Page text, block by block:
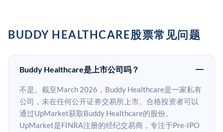
BUDDY HEALTHCARE股票常见问题
Buddy Healthcare是上市公司吗？
不是。截至March 2026，Buddy Healthcare是一家私有
公司，未在任何公开证券交易所上市。合格投资者可以
通过UpMarket获取Buddy Healthcare的股份。
UpMarket是FINRA注册的经纪交易商，专注于Pre-IPO